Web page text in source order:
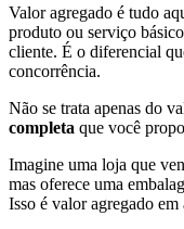
Valor agregado é tudo
produto ou serviço
cliente. É o diferencial
concorrência.
Não se trata apenas do
completa que você
Imagine uma loja que
mas oferece uma
Isso é valor agregado em